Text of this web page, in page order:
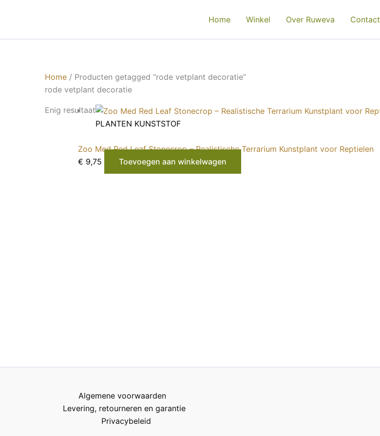
Home Winkel Over Ruweva Contact
Home / Producten getagged “rode vetplant decoratie”
rode vetplant decoratie
Enig resultaat
PLANTEN KUNSTSTOF
Zoo Med Red Leaf Stonecrop – Realistische Terrarium Kunstplant voor Reptielen
€ 9,75 Toevoegen aan winkelwagen
Algemene voorwaarden
Levering, retourneren en garantie
Privacybeleid